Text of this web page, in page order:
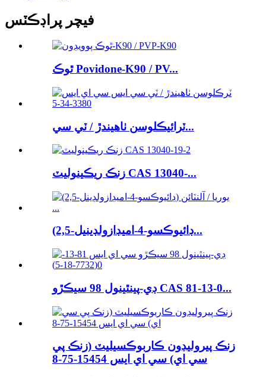
فيچر پراڊڪٽس
ٿوڪ Povidone-K90 / PV...
ٽرائيڪلوسن ٺاهيندڙ / ٽي سي...
زنڪ ريڪينوليٽ CAS 13040-...
(2,5-ڊائيوڪسو-4-اميڊازولڊينيل...
ڊي-پينٿينول 98 سيڪڙو CAS 81-13-0...
زنڪ پيروليڊون ڪاربوڪسيليٽ (زنڪ پي
سي اي) سي اي ايس 15454-75-8